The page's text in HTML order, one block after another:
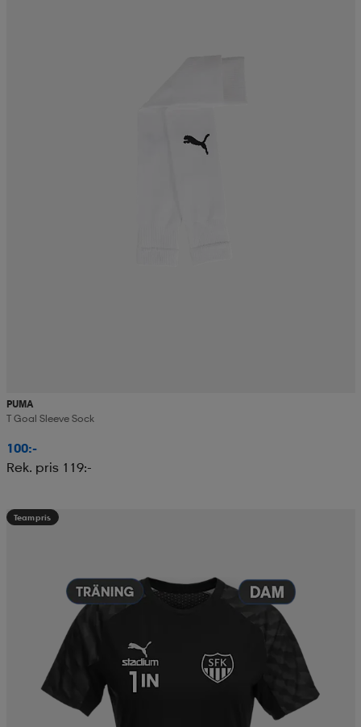
PUMA
T Goal Sleeve Sock
100:-
Rek. pris 119:-
Teampris